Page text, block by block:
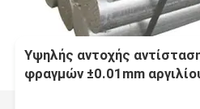
Υψηλής αντοχής
φραγμών ±0.01mm